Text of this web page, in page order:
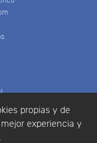
propias y de
experiencia y